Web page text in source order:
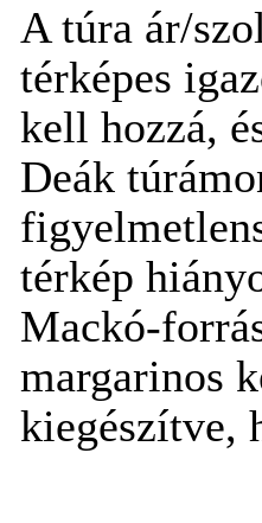
A túra ár/
térképes
kell hozzá,
Deák
térkép
Mackó-
margarinos
kiegészítve,